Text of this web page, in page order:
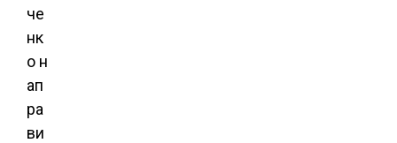
че
нк
о н
ап
ра
ви